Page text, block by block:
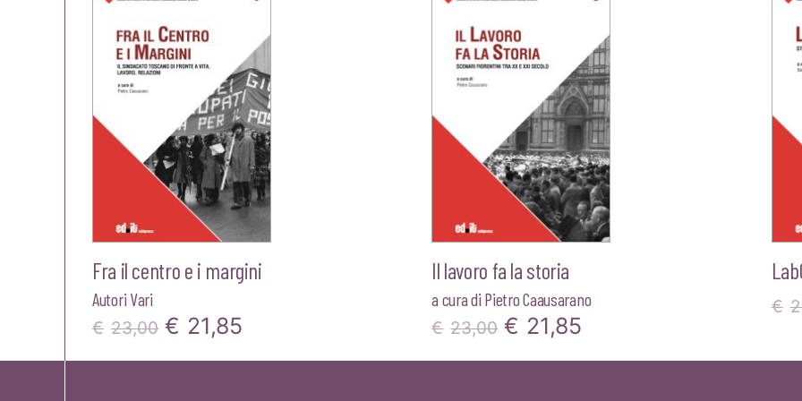
Fra il centro e i margini
Autori Vari
€ 23,00 Il
prezzo
€ 21,85
prezzo
Il lavoro fa la storia
a cura di Pietro Caausarano
€ 23,00 Il
prezzo
€ 21,85
prezzo
€